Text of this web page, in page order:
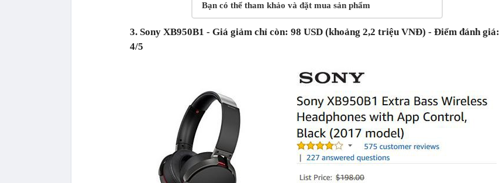
Bạn có thể tham khảo và đặt mua sản phẩm
3. Sony XB950B1 - Giá giảm chỉ còn: 98 USD (khoảng 2,2 triệu VNĐ) - Điểm đánh giá:
4/5